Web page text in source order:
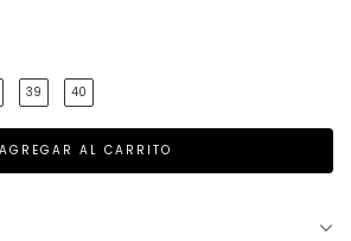
39 40